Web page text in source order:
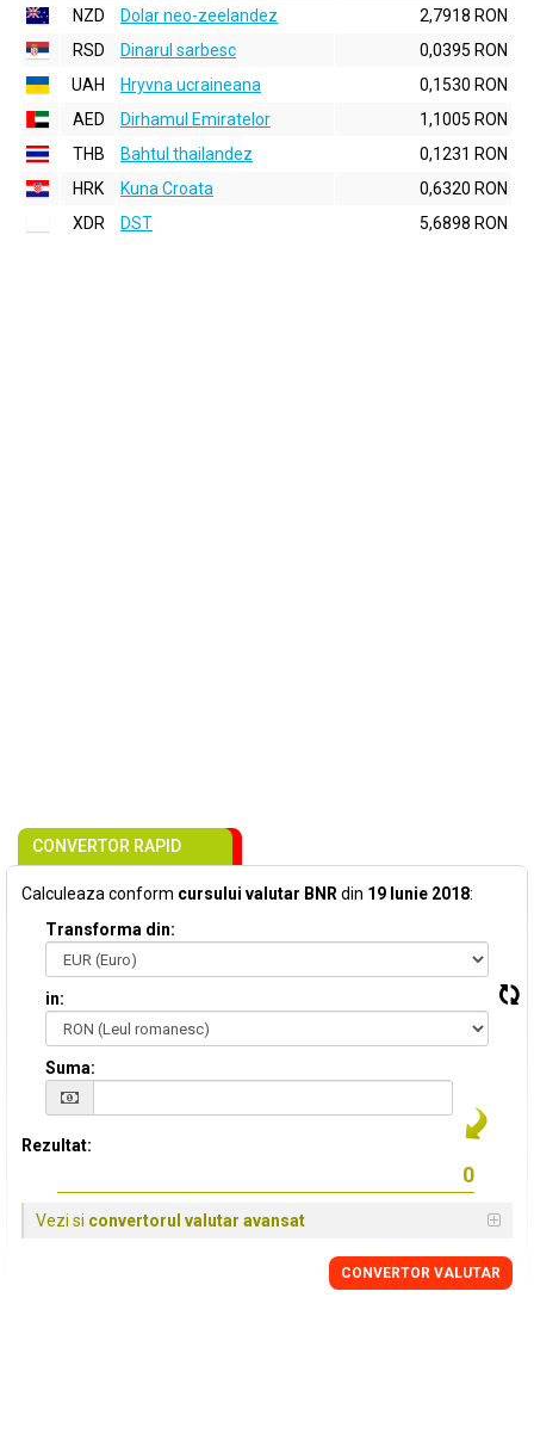
NZD
Dolar neo-zeelandez
2,7918 RON
RSD
Dinarul sarbesc
0,0395 RON
UAH
Hryvna ucraineana
0,1530 RON
AED
Dirhamul Emiratelor
1,1005 RON
THB
Bahtul thailandez
0,1231 RON
HRK
Kuna Croata
0,6320 RON
XDR
DST 5,6898 RON
CONVERTOR RAPID
Calculeaza conform cursului valutar BNR din 19 Iunie 2018:
Transforma din:
in:
Suma:
Rezultat:
Vezi si convertorul valutar avansat
CONVERTOR VALUTAR